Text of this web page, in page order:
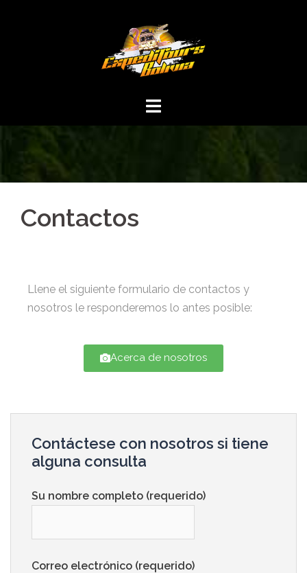
Contactos
Llene el siguiente formulario de contactos y
nosotros le responderemos lo antes posible:
Acerca de nosotros
Contáctese con nosotros si tiene
alguna consulta
Su nombre completo (requerido)
Correo electrónico (requerido)